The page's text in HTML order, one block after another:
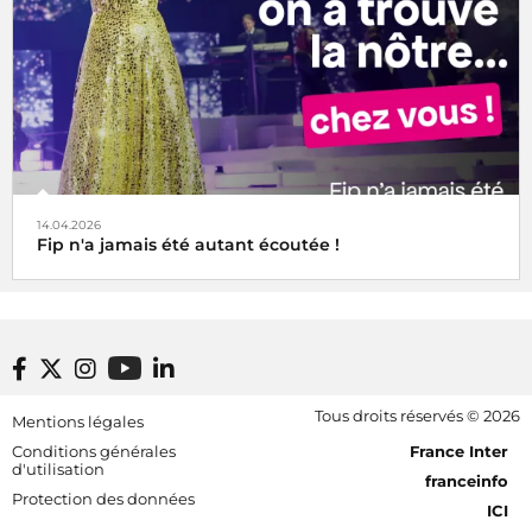
14.04.2026
Fip n'a jamais été autant écoutée !
Footer bottom
Mentions légales
Conditions générales
d'utilisation
Protection des données
Tous droits réservés © 2026
[RDF] Pied de page - Mobile
France Inter
franceinfo
ICI